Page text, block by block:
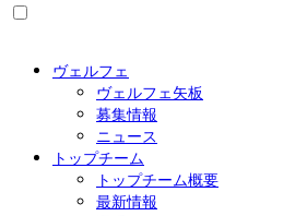
ヴェルフェ
ヴェルフェ矢板
募集情報
ニュース
トップチーム
トップチーム概要
最新情報